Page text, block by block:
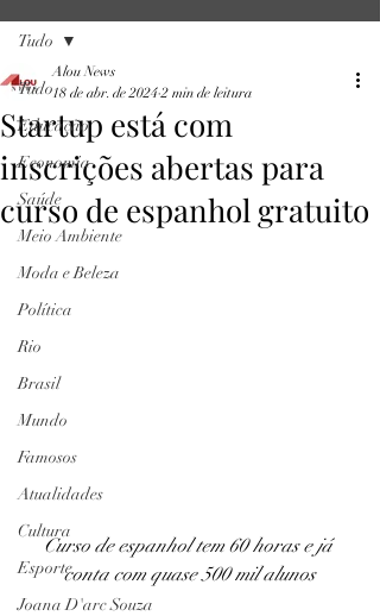
Tudo
Educação
Economia
Saúde
Meio Ambiente
Moda e Beleza
Política
Rio
Brasil
Mundo
Famosos
Atualidades
Cultura
Esporte
Joana D'arc Souza
Tudo
Startup está com
inscrições abertas para
curso de espanhol gratuito
Alou News
18 de abr. de 2024 2 min de leitura
Curso de espanhol tem 60 horas e já
conta com quase 500 mil alunos